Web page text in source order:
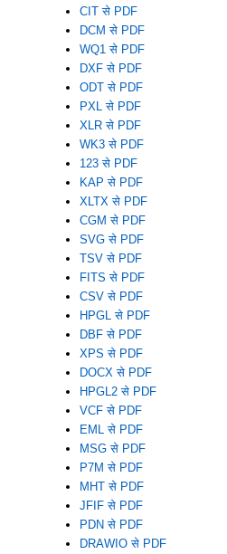
CIT से PDF
DCM से PDF
WQ1 से PDF
DXF से PDF
ODT से PDF
PXL से PDF
XLR से PDF
WK3 से PDF
123 से PDF
KAP से PDF
XLTX से PDF
CGM से PDF
SVG से PDF
TSV से PDF
FITS से PDF
CSV से PDF
HPGL से PDF
DBF से PDF
XPS से PDF
DOCX से PDF
HPGL2 से PDF
VCF से PDF
EML से PDF
MSG से PDF
P7M से PDF
MHT से PDF
JFIF से PDF
PDN से PDF
DRAWIO से PDF